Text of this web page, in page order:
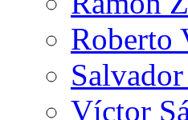
Roberto
Víctor